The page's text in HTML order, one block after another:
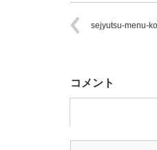
sejyutsu-menu-
コメント